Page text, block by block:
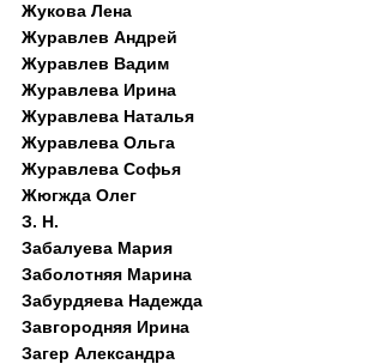
Жукова Лена
Журавлев Андрей
Журавлев Вадим
Журавлева Ирина
Журавлева Наталья
Журавлева Ольга
Журавлева Софья
Жюгжда Олег
З. Н.
Забалуева Мария
Заболотняя Марина
Забурдяева Надежда
Завгородняя Ирина
Загер Александра